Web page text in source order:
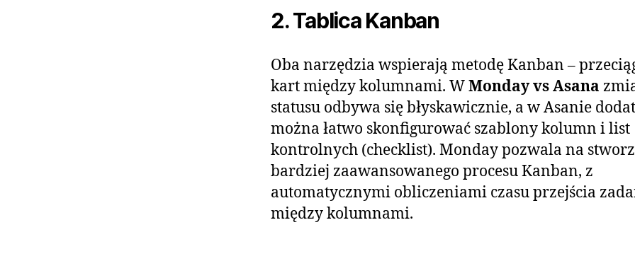
2. Tablica Kanban
Oba narzędzia wspierają metodę Kanban –
kart między kolumnami. WMonday vs Asana
statusu odbywa się błyskawicznie, a w Asanie
można łatwo skonfigurować szablony kolumn i list
kontrolnych (checklist). Monday pozwala na
bardziej zaawansowanego procesu Kanban, z
automatycznymi obliczeniami czasu przejścia
między kolumnami.